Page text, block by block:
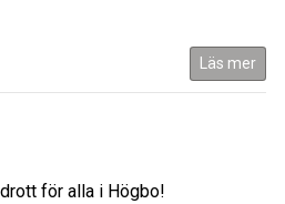
Läs mer
för alla i Högbo!